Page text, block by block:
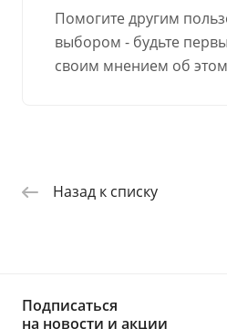
Помогите другим
выбором - будьте
своим мнением об
Назад к списку
Подписаться
на новости и акции